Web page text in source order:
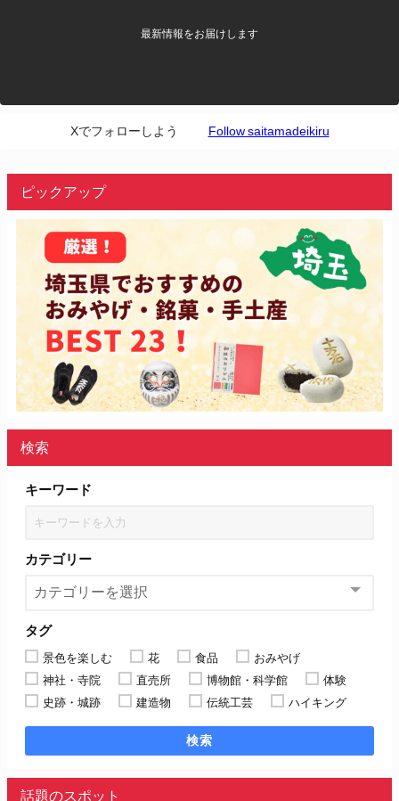
最新情報をお届けします
Xでフォローしよう Follow saitamadeikiru
ピックアップ
検索
キーワード
カテゴリー
タグ
景色を楽しむ 花 食品
おみやげ
神社・寺院
直売所 博物館・科学館
体験
史跡・城跡
建造物 伝統工芸 ハイキング
検索
話題のスポット